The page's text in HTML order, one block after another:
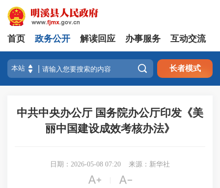
首页 政务公开 解读回应 办事服务 互动交流
 长者模式
中共中央办公厅 国务院办公厅印发《美
丽中国建设成效考核办法》
日期：2026-05-08 07:20 来源：新华社
 